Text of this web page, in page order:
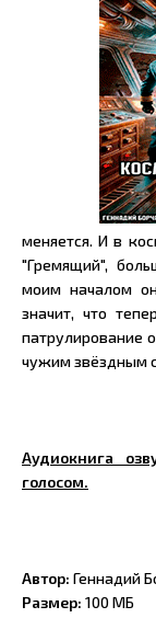
меняется. И в
"Гремящий",
моим началом
значит, что
патрулирование
чужим звёздным
Аудиокнига
голосом.
Автор: Геннадий
Размер: 100 МБ